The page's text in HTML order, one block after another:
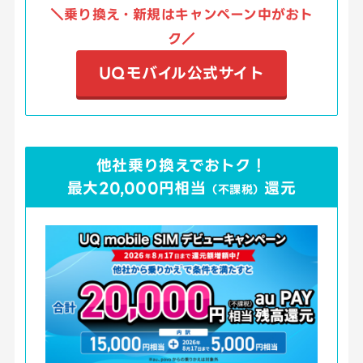
＼乗り換え・新規はキャンペーン中がおト
ク／
UQモバイル公式サイト
他社乗り換えでおトク！
最大20,000円相当 （不課税） 還元